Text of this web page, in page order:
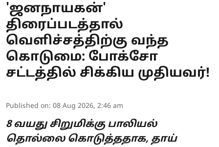
'ஜனநாயகன்'
திரைப்படத்தால்
வெளிச்சத்திற்கு வந்த
கொடுமை: போக்சோ
சட்டத்தில் சிக்கிய முதியவர்!
Published on: 08 Aug 2026, 2:46 am
8 வயது சிறுமிக்கு பாலியல்
தொல்லை கொடுத்ததாக, தாய்